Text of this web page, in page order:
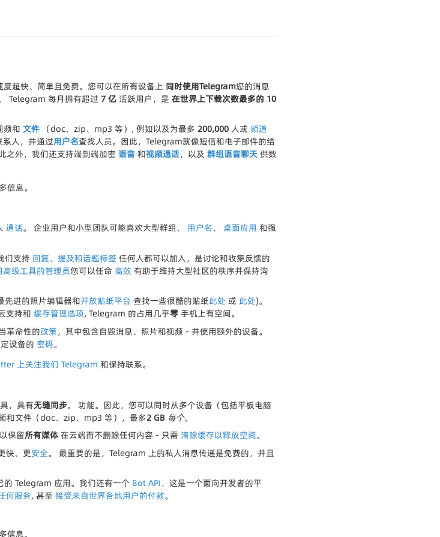
超快、简单且免费。您可以在所有设备上 同时使用Telegram您的消息
Telegram 每月拥有超过 7 亿 活跃用户，是 在世界上下载次数最多的 10
频和 文件 （doc、zip、mp3 等）, 例如以及为最多 200,000 人或 频道
人，并通过用户名查找人员。因此，Telegram就像短信和电子邮件的结
之外，我们还支持端到端加密 语音 和视频通话，以及 群组语音聊天 供数
信息。
通话。 企业用户和小型团队可能喜欢大型群组、 用户名 、 桌面应用 和强
们支持 回复、提及和话题标签 任何人都可以加入，是讨论和收集反馈的
高级工具的管理员您可以任命 高效 有助于维持大型社区的秩序并保持沟
先进的照片编辑器和开放贴纸平台 查找一些很酷的贴纸此处 或 此处)。
支持和 缓存管理选项, Telegram 的占用几乎零 手机上有空间。
革命性的政策 ，其中包含自毁消息、照片和视频 - 并使用额外的设备。
设备的 密码。
上关注我们 Telegram 和保持联系。
，具有无缝同步。 功能。因此，您可以同时从多个设备（包括平板电脑
和文件（doc、zip、mp3 等），最多2 GB 每个。
保留所有媒体 在云端而不删除任何内容 - 只需 清除缓存以释放空间。
快、更安全。 最重要的是，Telegram 上的私人消息传递是免费的，并且
Telegram 应用。我们还有一个 Bot API，这是一个面向开发者的平
何服务, 甚至 接受来自世界各地用户的付款。
信息。